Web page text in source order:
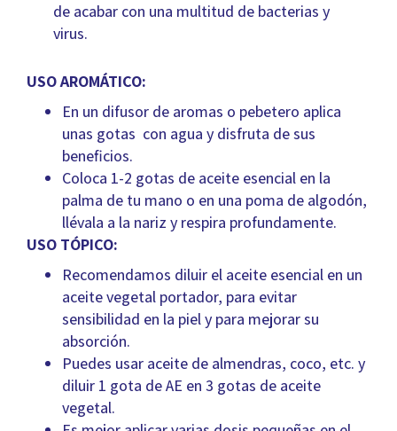
de acabar con una multitud de bacterias y
virus.
USO AROMÁTICO:
En un difusor de aromas o pebetero aplica
unas gotas con agua y disfruta de sus
beneficios.
Coloca 1-2 gotas de aceite esencial en la
palma de tu mano o en una poma de algodón,
llévala a la nariz y respira profundamente.
USO TÓPICO:
Recomendamos diluir el aceite esencial en un
aceite vegetal portador, para evitar
sensibilidad en la piel y para mejorar su
absorción.
Puedes usar aceite de almendras, coco, etc. y
diluir 1 gota de AE en 3 gotas de aceite
vegetal.